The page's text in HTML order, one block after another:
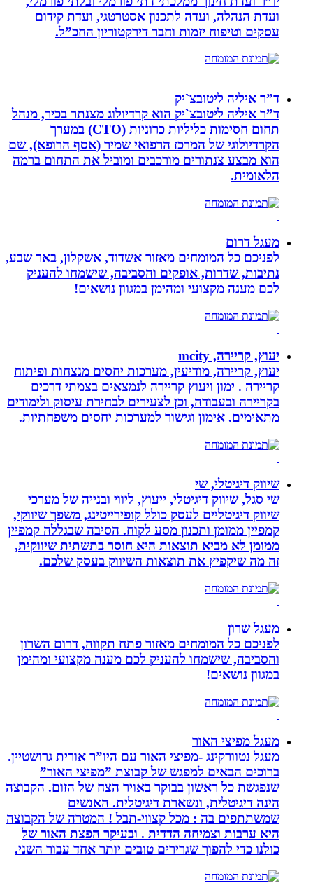
ועדת הנהלה, ועדה לתכנון אסטרטגי, ועדת קידום
עסקים וטיפוח יזמות וחבר דירקטוריון החכ”ל.
ד”ר איליה ליטובצ`יק
ד”ר איליה ליטובצ`יק הוא קרדיולוג מצנתר בכיר, מנהל
תחום חסימות כליליות כרוניות (CTO) במערך
הקרדיולוגי של המרכז הרפואי שמיר (אסף הרופא), שם
הוא מבצע צנתורים מורכבים ומוביל את התחום ברמה
הלאומית.
מעגל דרום
לפניכם כל המומחים מאזור אשדוד, אשקלון, באר שבע,
נתיבות, שדרות, אופקים והסביבה, שישמחו להעניק
לכם מענה מקצועי ומהימן במגוון נושאים!
יעוץ, קריירה, mcity
יעוץ, קריירה, מודיעין, מערכות יחסים מנצחות ופיתוח
קריירה . ימון ויעוץ קריירה לנמצאים בצמתי דרכים
בקריירה ובעבודה, וכן לצעירים לבחירת עיסוק ולימודים
מתאימים. אימון וגישור למערכות יחסים משפחתיות.
שיווק דיגיטלי, שי
שי סגל, שיווק דיגיטלי, ייעוץ, ליווי ובנייה של מערכי
שיווק דיגיטליים לעסק כולל קופירייטינג, משפך שיווקי,
קמפיין ממומן ותכנון מסע לקוח. הסיבה שבגללה קמפיין
ממומן לא מביא תוצאות היא חוסר בתשתית שיווקית,
זה מה שיקפיץ את תוצאות השיווק בעסק שלכם.
מעגל שרון
לפניכם כל המומחים מאזור פתח תקווה, דרום השרון
והסביבה, שישמחו להעניק לכם מענה מקצועי ומהימן
במגוון נושאים!
מעגל מפיצי האור
מעגל נטוורקינג -מפיצי האור עם היו”ר אורית גרושטיין.
ברוכים הבאים למפגש של קבוצת ”מפיצי האור”
שנפגשת כל ראשון בבוקר באויר הצח של הזום. הקבוצה
הינה דיגיטלית, ונשארת דיגיטלית. האנשים
שמשתתפים בה : מכל קצווי-תבל ! המטרה של הקבוצה
היא ערבות וצמיחה הדדית . ובעיקר הפצת האור של
כולנו כדי להפוך שגרירים טובים יותר אחד עבור השני.